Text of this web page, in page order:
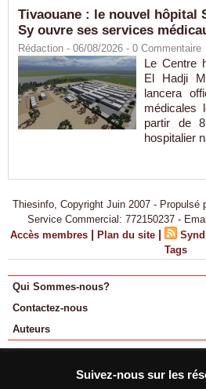
Tivaouane : le nouvel hôpital
Sy ouvre ses services
Rédaction - 06/08/2026 - 0 Commentaire
Le Centre
El Hadji
lancera
médicales
partir de
hospitalier
Thiesinfo, Copyright Juin 2007 - Propulsé
Service Commercial: 772150237 -
Accès membres | Plan du site |
Tags
Qui Sommes-nous?
Contactez-nous
Auteurs
Suivez-nous sur les